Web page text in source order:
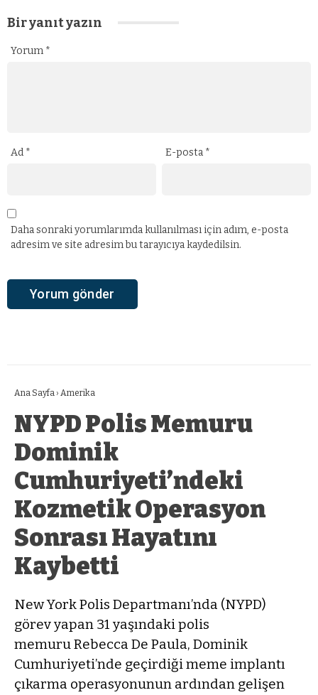
Bir yanıt yazın
Yorum *
Ad * E-posta *
Daha sonraki yorumlarımda kullanılması için adım, e-posta
adresim ve site adresim bu tarayıcıya kaydedilsin.
Ana Sayfa › Amerika
NYPD Polis Memuru
Dominik
Cumhuriyeti’ndeki
Kozmetik Operasyon
Sonrası Hayatını
Kaybetti
New York Polis Departmanı’nda (NYPD)
görev yapan 31 yaşındaki polis
memuru Rebecca De Paula, Dominik
Cumhuriyeti’nde geçirdiği meme implantı
çıkarma operasyonunun ardından gelişen